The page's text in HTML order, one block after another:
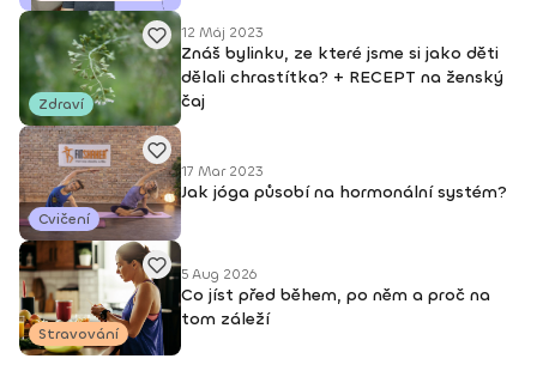
Zdraví
12 Máj 2023
Znáš bylinku, ze které jsme si jako děti
dělali chrastítka? + RECEPT na ženský
čaj
Cvičení
17 Mar 2023
Jak jóga působí na hormonální systém?
Stravování
5 Aug 2026
Co jíst před během, po něm a proč na
tom záleží